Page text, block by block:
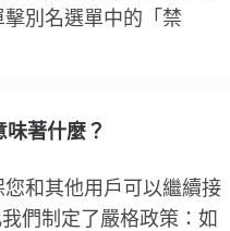
別名選單中的「禁
著什麼？
和其他用戶可以繼續接
們制定了嚴格政策：如